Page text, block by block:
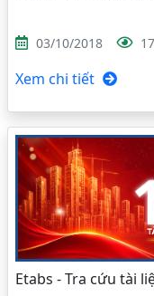
03/10/2018
Xem chi tiết
Etabs - Tra cứu tài